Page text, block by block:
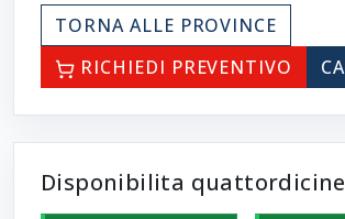
TORNA ALLE PROVINCE
RICHIEDI PREVENTIVO
Disponibilita quattordicine